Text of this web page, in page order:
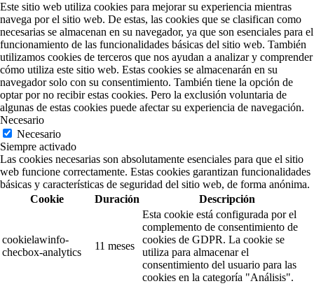
Este sitio web utiliza cookies para mejorar su experiencia mientras
navega por el sitio web. De estas, las cookies que se clasifican como
necesarias se almacenan en su navegador, ya que son esenciales para el
funcionamiento de las funcionalidades básicas del sitio web. También
utilizamos cookies de terceros que nos ayudan a analizar y comprender
cómo utiliza este sitio web. Estas cookies se almacenarán en su
navegador solo con su consentimiento. También tiene la opción de
optar por no recibir estas cookies. Pero la exclusión voluntaria de
algunas de estas cookies puede afectar su experiencia de navegación.
Necesario
Necesario
Siempre activado
Las cookies necesarias son absolutamente esenciales para que el sitio
web funcione correctamente. Estas cookies garantizan funcionalidades
básicas y características de seguridad del sitio web, de forma anónima.
Cookie
Duración Descripción
cookielawinfo-
checbox-analytics
11 meses
Esta cookie está configurada por el
complemento de consentimiento de
cookies de GDPR. La cookie se
utiliza para almacenar el
consentimiento del usuario para las
cookies en la categoría "Análisis".